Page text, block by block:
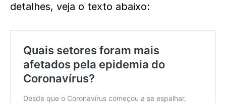
detalhes, veja o texto abaixo: